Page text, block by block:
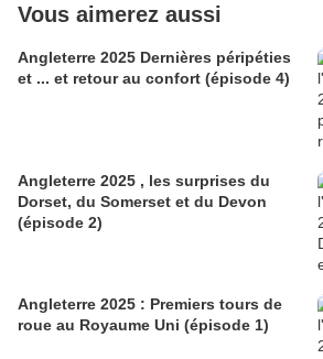
Vous aimerez aussi
Angleterre 2025 Dernières péripéties
et ... et retour au confort (épisode 4)
Angleterre 2025 , les surprises du
Dorset, du Somerset et du Devon
(épisode 2)
Angleterre 2025 : Premiers tours de
roue au Royaume Uni (épisode 1)